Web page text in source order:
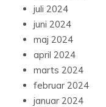
juli 2024
juni 2024
maj 2024
april 2024
marts 2024
februar 2024
januar 2024